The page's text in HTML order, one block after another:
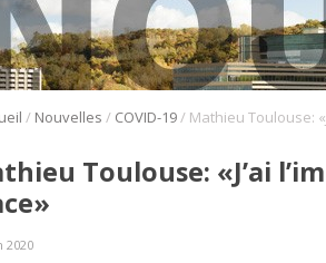
/ Nouvelles / COVID-19/
Toulouse: «J’ai
2020